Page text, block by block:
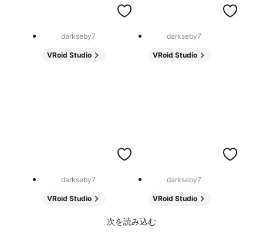
darkseby7
VRoid Studio
darkseby7
VRoid Studio
darkseby7
VRoid Studio
darkseby7
VRoid Studio
次を読み込む